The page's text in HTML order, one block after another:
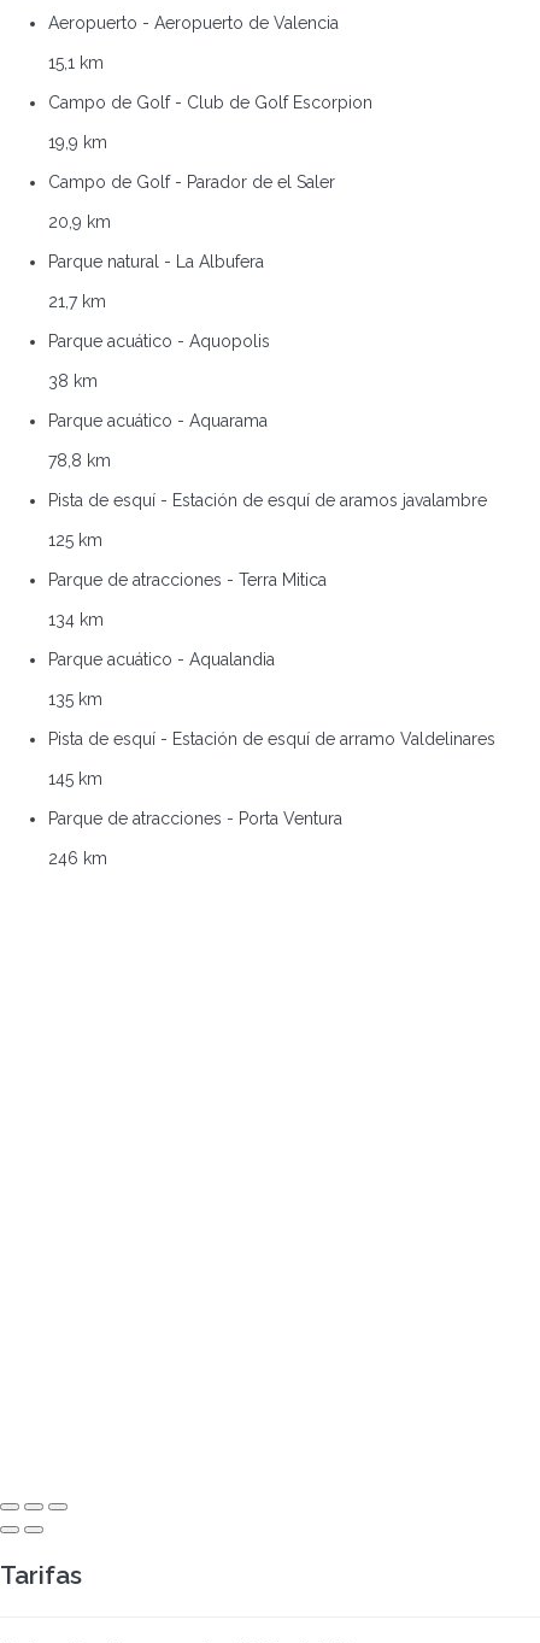
Aeropuerto - Aeropuerto de Valencia
15,1 km
Campo de Golf - Club de Golf Escorpion
19,9 km
Campo de Golf - Parador de el Saler
20,9 km
Parque natural - La Albufera
21,7 km
Parque acuático - Aquopolis
38 km
Parque acuático - Aquarama
78,8 km
Pista de esquí - Estación de esquí de aramos javalambre
125 km
Parque de atracciones - Terra Mitica
134 km
Parque acuático - Aqualandia
135 km
Pista de esquí - Estación de esquí de arramo Valdelinares
145 km
Parque de atracciones - Porta Ventura
246 km
Tarifas